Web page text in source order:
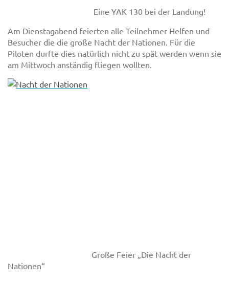
Eine YAK 130 bei der Landung!
Am Dienstagabend feierten alle Teilnehmer Helfen und
Besucher die die große Nacht der Nationen. Für die
Piloten durfte dies natürlich nicht zu spät werden wenn sie
am Mittwoch anständig fliegen wollten.
Große Feier „Die Nacht der
Nationen“